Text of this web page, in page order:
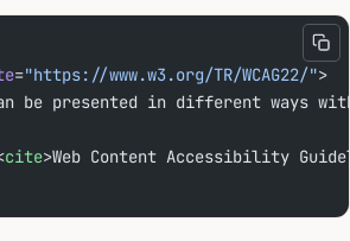
="https://www.w3.org/TR/WCAG22/">
be presented in different ways
cite>Web Content Accessibility